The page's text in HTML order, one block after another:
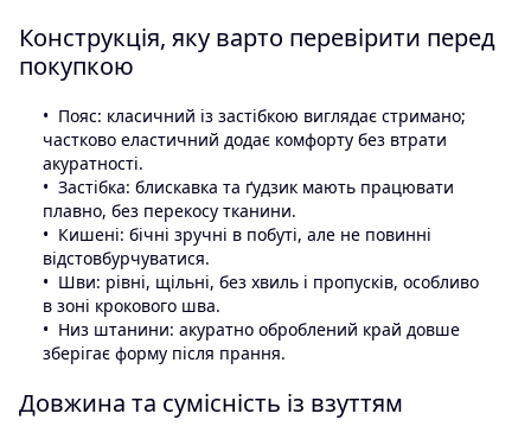
Конструкція, яку варто перевірити перед
покупкою
Пояс: класичний із застібкою виглядає стримано;
частково еластичний додає комфорту без втрати
акуратності.
Застібка: блискавка та ґудзик мають працювати
плавно, без перекосу тканини.
Кишені: бічні зручні в побуті, але не повинні
відстовбурчуватися.
Шви: рівні, щільні, без хвиль і пропусків, особливо
в зоні крокового шва.
Низ штанини: акуратно оброблений край довше
зберігає форму після прання.
Довжина та сумісність із взуттям